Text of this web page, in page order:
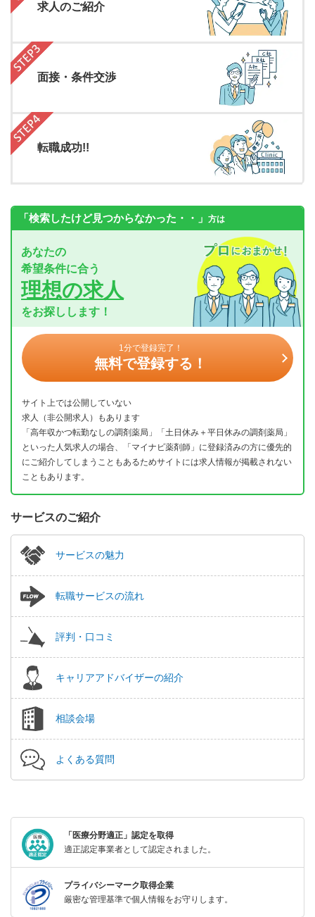
求人のご紹介
面接・条件交渉
転職成功!!
「検索したけど見つからなかった・・」 方は
あなたの
希望条件に合う
理想の求人
をお探しします！
1分で登録完了！
無料で登録する！
サイト上では公開していない
求人（非公開求人）もあります
「高年収かつ転勤なしの調剤薬局」「土日休み＋平日休みの調剤薬局」
といった人気求人の場合、「マイナビ薬剤師」に登録済みの方に優先的
にご紹介してしまうこともあるためサイトには求人情報が掲載されない
こともあります。
サービスのご紹介
サービスの魅力
転職サービスの流れ
評判・口コミ
キャリアアドバイザーの紹介
相談会場
よくある質問
「医療分野適正」認定を取得
適正認定事業者として認定されました。
プライバシーマーク取得企業
厳密な管理基準で個人情報をお守りします。